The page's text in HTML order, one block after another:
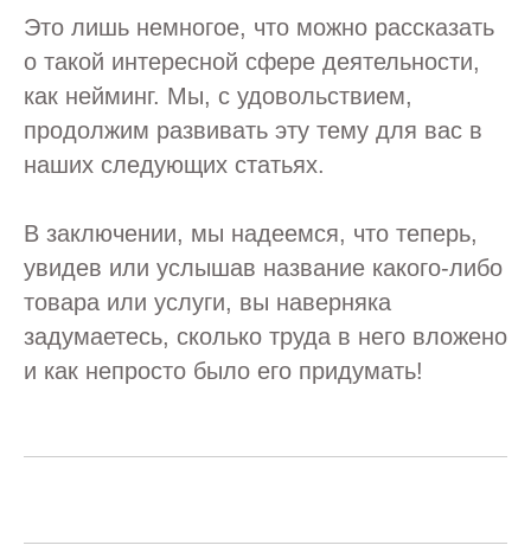
Это лишь немногое, что можно рассказать
о такой интересной сфере деятельности,
как нейминг. Мы, с удовольствием,
продолжим развивать эту тему для вас в
наших следующих статьях.
В заключении, мы надеемся, что теперь,
увидев или услышав название какого-либо
товара или услуги, вы наверняка
задумаетесь, сколько труда в него вложено
и как непросто было его придумать!